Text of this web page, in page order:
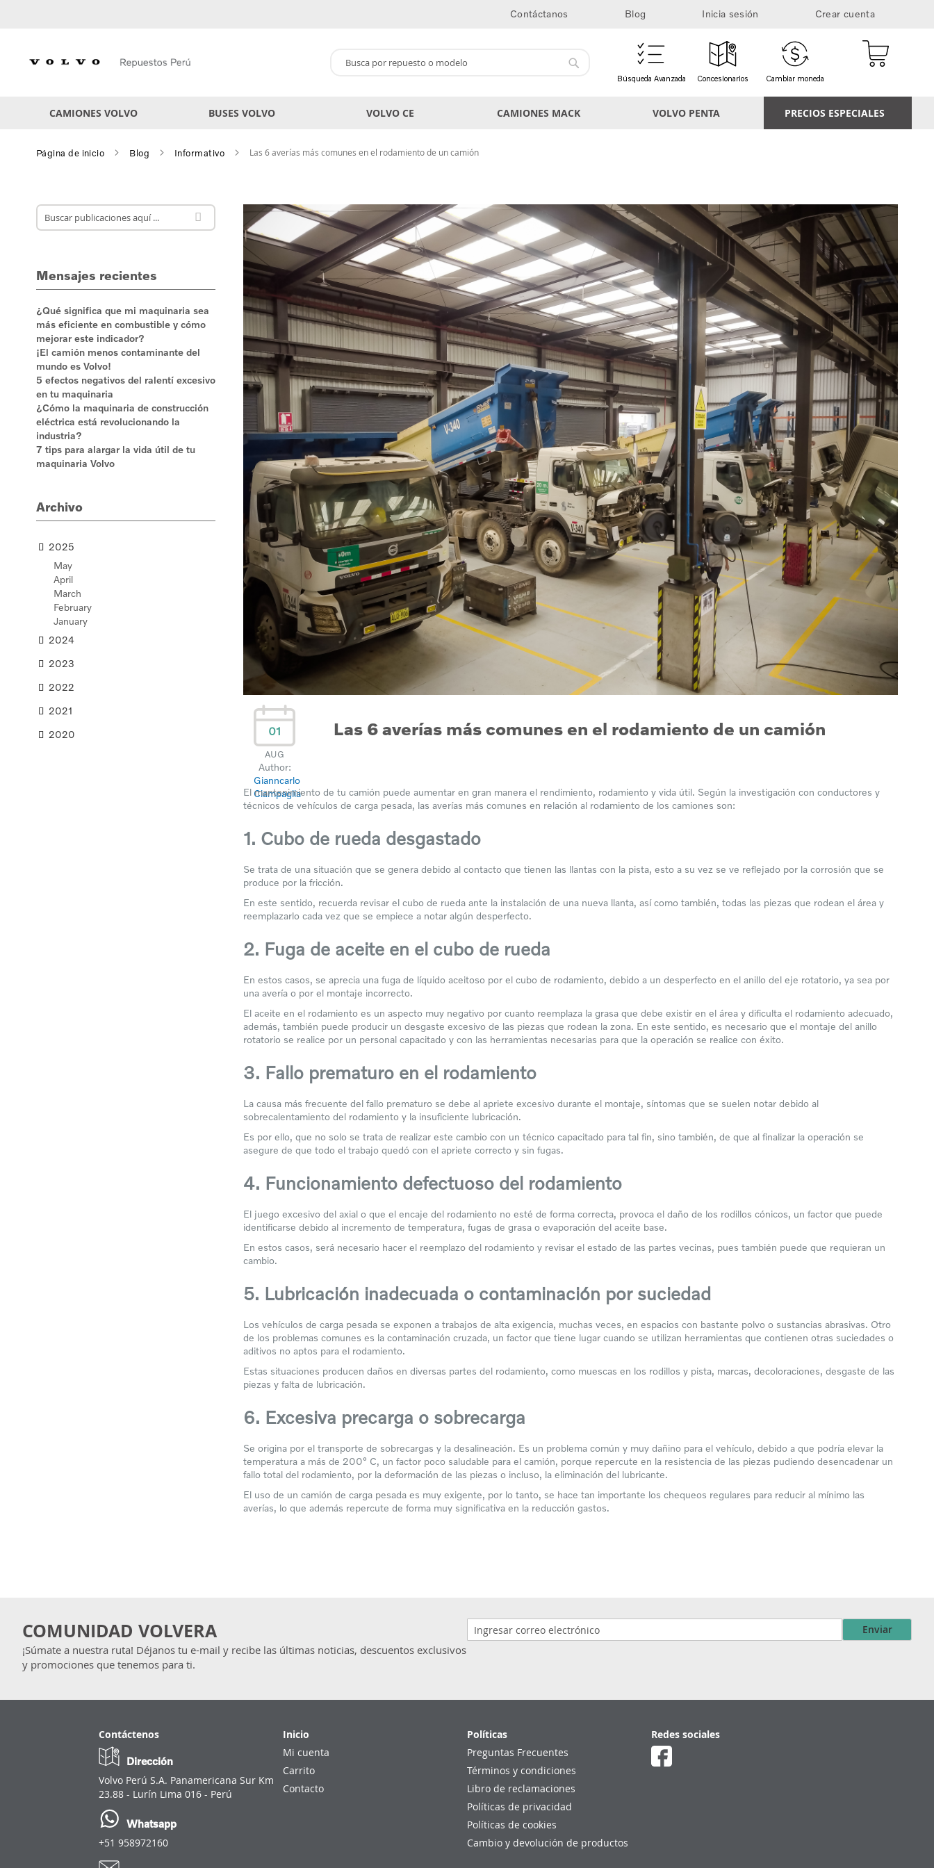
Contáctanos Blog Inicia sesión Crear cuenta
Búsqueda Avanzada Concesionarios Cambiar moneda
CAMIONES VOLVO BUSES VOLVO VOLVO CE CAMIONES MACK VOLVO PENTA PRECIOS ESPECIALES
Página de inicio Blog Informativo Las 6 averías más comunes en el rodamiento de un camión
01
AUG
Author:
Gianncarlo
Ciampaglia
Las 6 averías más comunes en el rodamiento de un camión
El mantenimiento de tu camión puede aumentar en gran manera el rendimiento, rodamiento y vida útil. Según la investigación con conductores y
técnicos de vehículos de carga pesada, las averías más comunes en relación al rodamiento de los camiones son:
1. Cubo de rueda desgastado
Se trata de una situación que se genera debido al contacto que tienen las llantas con la pista, esto a su vez se ve reflejado por la corrosión que se
produce por la fricción.
En este sentido, recuerda revisar el cubo de rueda ante la instalación de una nueva llanta, así como también, todas las piezas que rodean el área y
reemplazarlo cada vez que se empiece a notar algún desperfecto.
2. Fuga de aceite en el cubo de rueda
En estos casos, se aprecia una fuga de líquido aceitoso por el cubo de rodamiento, debido a un desperfecto en el anillo del eje rotatorio, ya sea por
una avería o por el montaje incorrecto.
El aceite en el rodamiento es un aspecto muy negativo por cuanto reemplaza la grasa que debe existir en el área y dificulta el rodamiento adecuado,
además, también puede producir un desgaste excesivo de las piezas que rodean la zona. En este sentido, es necesario que el montaje del anillo
rotatorio se realice por un personal capacitado y con las herramientas necesarias para que la operación se realice con éxito.
3. Fallo prematuro en el rodamiento
La causa más frecuente del fallo prematuro se debe al apriete excesivo durante el montaje, síntomas que se suelen notar debido al
sobrecalentamiento del rodamiento y la insuficiente lubricación.
Es por ello, que no solo se trata de realizar este cambio con un técnico capacitado para tal fin, sino también, de que al finalizar la operación se
asegure de que todo el trabajo quedó con el apriete correcto y sin fugas.
4. Funcionamiento defectuoso del rodamiento
El juego excesivo del axial o que el encaje del rodamiento no esté de forma correcta, provoca el daño de los rodillos cónicos, un factor que puede
identificarse debido al incremento de temperatura, fugas de grasa o evaporación del aceite base.
En estos casos, será necesario hacer el reemplazo del rodamiento y revisar el estado de las partes vecinas, pues también puede que requieran un
cambio.
5. Lubricación inadecuada o contaminación por suciedad
Los vehículos de carga pesada se exponen a trabajos de alta exigencia, muchas veces, en espacios con bastante polvo o sustancias abrasivas. Otro
de los problemas comunes es la contaminación cruzada, un factor que tiene lugar cuando se utilizan herramientas que contienen otras suciedades o
aditivos no aptos para el rodamiento.
Estas situaciones producen daños en diversas partes del rodamiento, como muescas en los rodillos y pista, marcas, decoloraciones, desgaste de las
piezas y falta de lubricación.
6. Excesiva precarga o sobrecarga
Se origina por el transporte de sobrecargas y la desalineación. Es un problema común y muy dañino para el vehículo, debido a que podría elevar la
temperatura a más de 200° C, un factor poco saludable para el camión, porque repercute en la resistencia de las piezas pudiendo desencadenar un
fallo total del rodamiento, por la deformación de las piezas o incluso, la eliminación del lubricante.
El uso de un camión de carga pesada es muy exigente, por lo tanto, se hace tan importante los chequeos regulares para reducir al mínimo las
averías, lo que además repercute de forma muy significativa en la reducción gastos.
Mensajes recientes
¿Qué significa que mi maquinaria sea
más eficiente en combustible y cómo
mejorar este indicador?
¡El camión menos contaminante del
mundo es Volvo!
5 efectos negativos del ralentí excesivo
en tu maquinaria
¿Cómo la maquinaria de construcción
eléctrica está revolucionando la
industria?
7 tips para alargar la vida útil de tu
maquinaria Volvo
Archivo
2025
May
April
March
February
January
2024
2023
2022
2021
2020
COMUNIDAD VOLVERA
¡Súmate a nuestra ruta! Déjanos tu e-mail y recibe las últimas noticias, descuentos exclusivos
y promociones que tenemos para ti.
Enviar
Contáctenos
Dirección
Volvo Perú S.A. Panamericana Sur Km
23.88 - Lurín Lima 016 - Perú
Whatsapp
+51 958972160
Inicio
Mi cuenta
Carrito
Contacto
Políticas
Preguntas Frecuentes
Términos y condiciones
Libro de reclamaciones
Políticas de privacidad
Políticas de cookies
Cambio y devolución de productos
Redes sociales